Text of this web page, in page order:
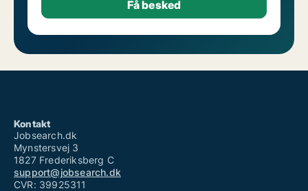
Kontakt
Jobsearch.dk
Mynstersvej 3
1827 Frederiksberg C
support@jobsearch.dk
CVR: 39925311